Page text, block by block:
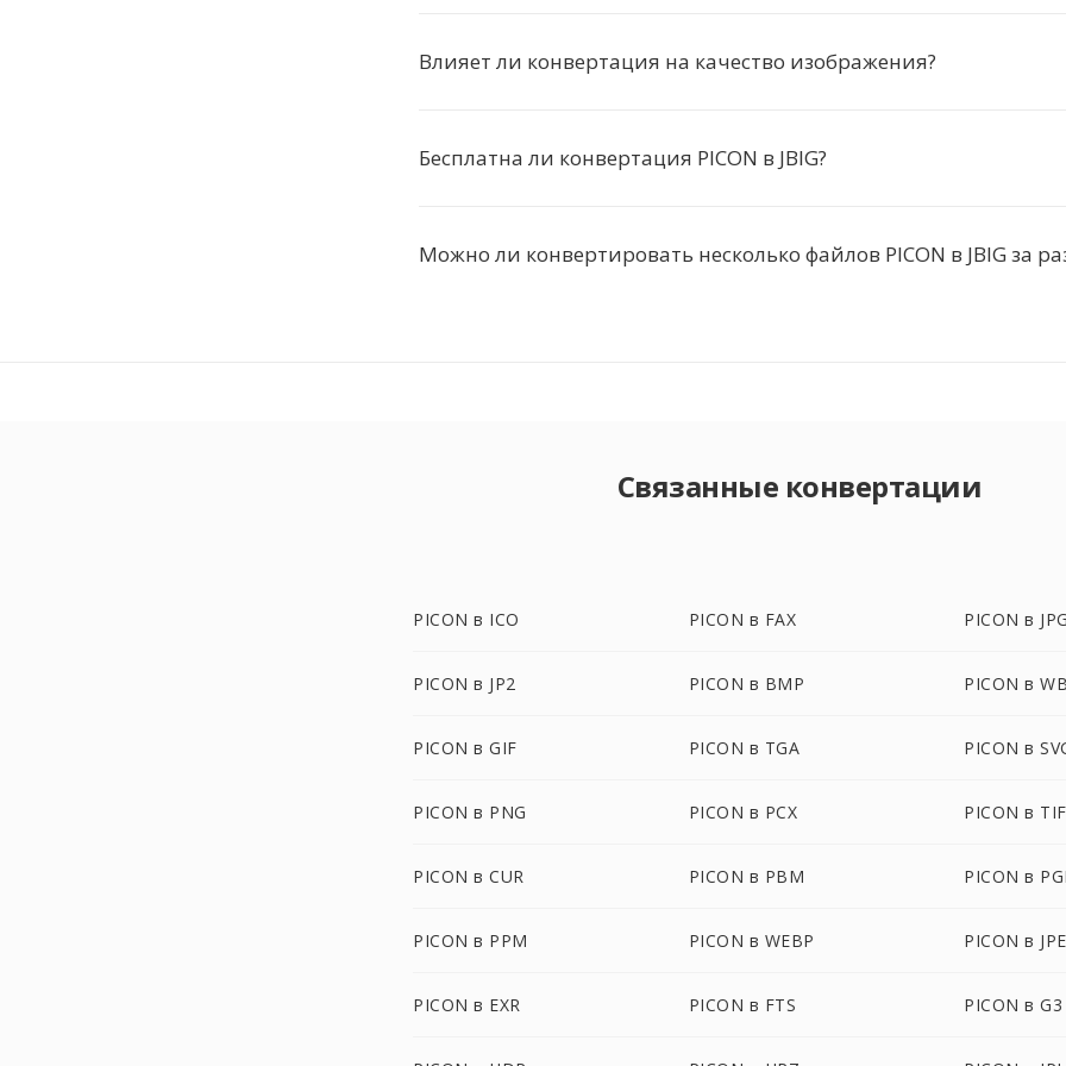
Влияет ли конвертация на качество изображения?
Бесплатна ли конвертация PICON в JBIG?
Можно ли конвертировать несколько файлов PICON в JBIG за
Связанные конвертации
PICON в ICO PICON в FAX PICON в
PICON в JP2 PICON в BMP PICON в
PICON в GIF PICON в TGA PICON в
PICON в PNG PICON в PCX PICON в
PICON в CUR PICON в PBM PICON в
PICON в PPM PICON в WEBP PICON в
PICON в EXR PICON в FTS PICON в G3